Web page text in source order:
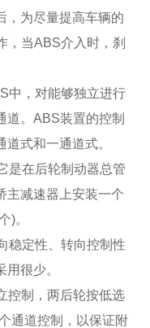
，为尽量提高车辆的
，当ABS介入时，刹
中，对能够独立进行
道。ABS装置的控制
式和一通道式。
是在后轮制动器总管
主减速器上安装一个
)。
稳定性、转向控制性
很少。
控制，两后轮按低选
通道控制，以保证附